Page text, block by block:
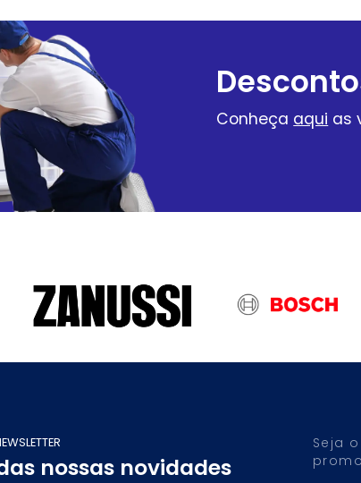
Conheça aqui as
nossas novidades
Seja